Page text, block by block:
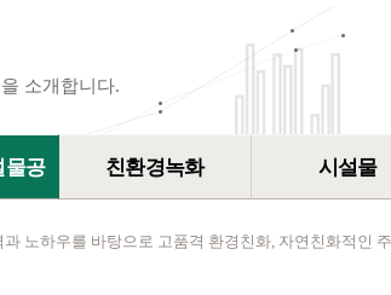
소개합니다.
물공 친환경녹화 시설물
노하우를 바탕으로 고품격 환경친화, 자연친화적인